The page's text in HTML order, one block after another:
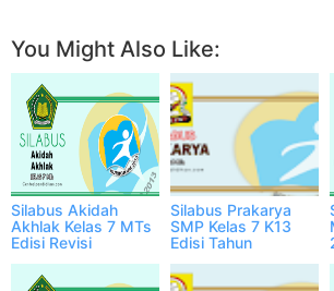
You Might Also Like:
Silabus Akidah
Akhlak Kelas 7 MTs
Edisi Revisi
Silabus Prakarya
SMP Kelas 7 K13
Edisi Tahun